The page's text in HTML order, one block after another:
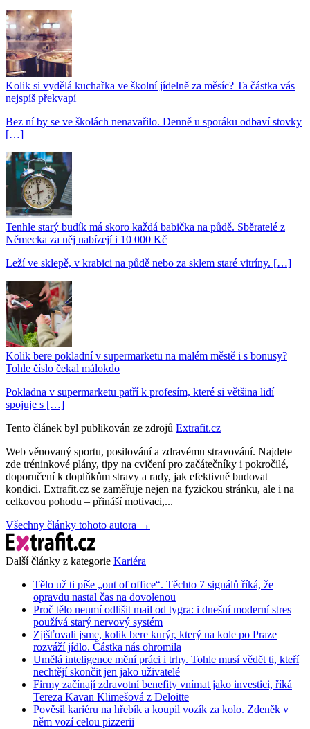
Kolik si vydělá kuchařka ve školní jídelně za měsíc? Ta částka vás
nejspíš překvapí
Bez ní by se ve školách nenavařilo. Denně u sporáku odbaví stovky
[…]
Tenhle starý budík má skoro každá babička na půdě. Sběratelé z
Německa za něj nabízejí i 10 000 Kč
Leží ve sklepě, v krabici na půdě nebo za sklem staré vitríny. […]
Kolik bere pokladní v supermarketu na malém městě i s bonusy?
Tohle číslo čekal málokdo
Pokladna v supermarketu patří k profesím, které si většina lidí
spojuje s […]
Tento článek byl publikován ze zdrojů Extrafit.cz
Web věnovaný sportu, posilování a zdravému stravování. Najdete
zde tréninkové plány, tipy na cvičení pro začátečníky i pokročilé,
doporučení k doplňkům stravy a rady, jak efektivně budovat
kondici. Extrafit.cz se zaměřuje nejen na fyzickou stránku, ale i na
celkovou pohodu – přináší motivaci,...
Všechny články tohoto autora →
Další články z kategorie Kariéra
Tělo už ti píše „out of office“. Těchto 7 signálů říká, že
opravdu nastal čas na dovolenou
Proč tělo neumí odlišit mail od tygra: i dnešní moderní stres
používá starý nervový systém
Zjišťovali jsme, kolik bere kurýr, který na kole po Praze
rozváží jídlo. Částka nás ohromila
Umělá inteligence mění práci i trhy. Tohle musí vědět ti, kteří
nechtějí skončit jen jako uživatelé
Firmy začínají zdravotní benefity vnímat jako investici, říká
Tereza Kavan Klimešová z Deloitte
Pověsil kariéru na hřebík a koupil vozík za kolo. Zdeněk v
něm vozí celou pizzerii